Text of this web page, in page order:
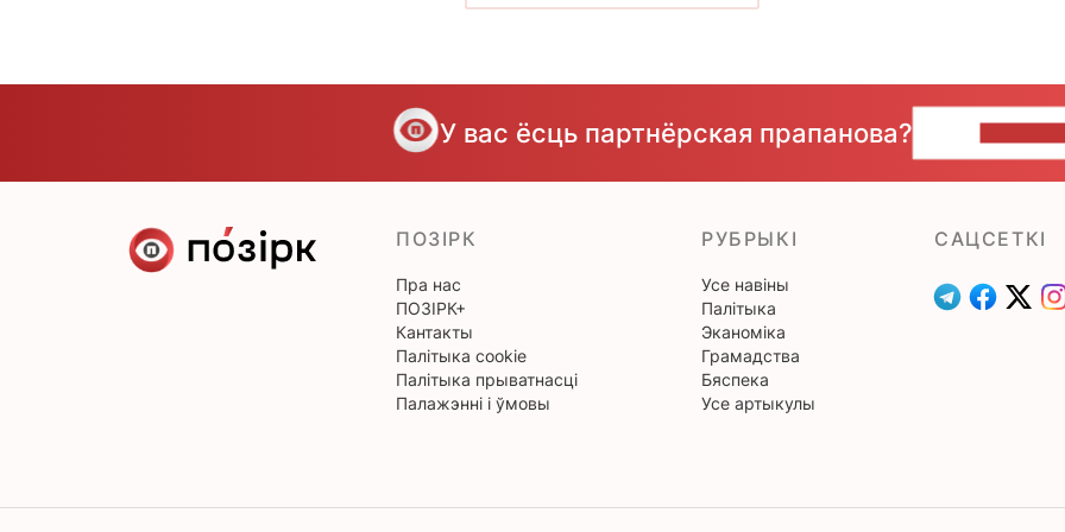
У вас ёсць партнёрская прапанова?
ПОЗІРК
Пра нас
ПОЗІРК+
Кантакты
Палітыка cookie
Палітыка прыватнасці
Палажэнні і ўмовы
РУБРЫКІ
Усе навіны
Палітыка
Эканоміка
Грамадства
Бяспека
Усе артыкулы
САЦСЕТКІ